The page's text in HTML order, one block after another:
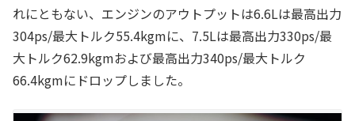
れにともない、エンジンのアウトプットは6.6Lは最高出力
304ps/最大トルク55.4kgmに、7.5Lは最高出力330ps/最
大トルク62.9kgmおよび最高出力340ps/最大トルク
66.4kgmにドロップしました。